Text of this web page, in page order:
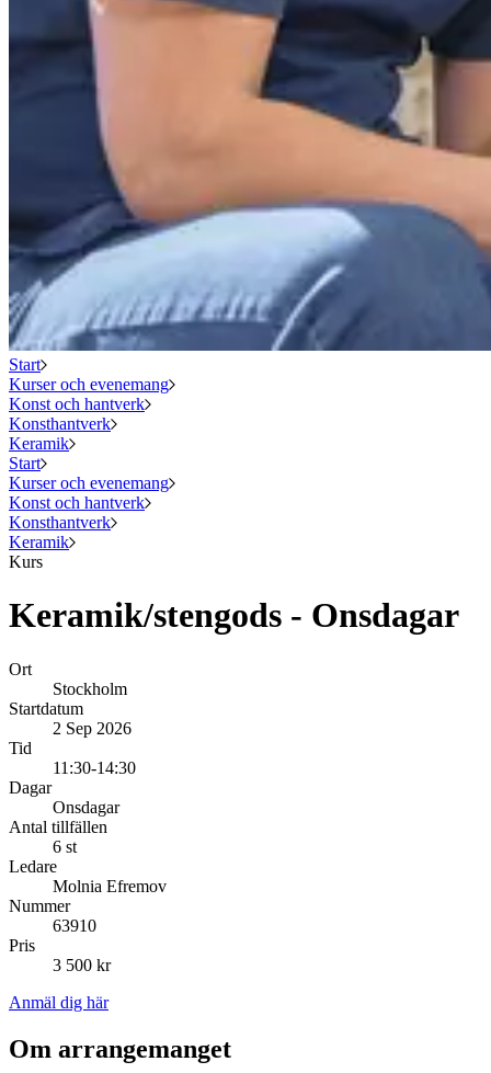
Start
Kurser och evenemang
Konst och hantverk
Konsthantverk
Keramik
Start
Kurser och evenemang
Konst och hantverk
Konsthantverk
Keramik
Kurs
Keramik/stengods - Onsdagar
Ort
Stockholm
Startdatum
2 Sep 2026
Tid
11:30-14:30
Dagar
Onsdagar
Antal tillfällen
6 st
Ledare
Molnia Efremov
Nummer
63910
Pris
3 500 kr
Anmäl dig här
Om arrangemanget